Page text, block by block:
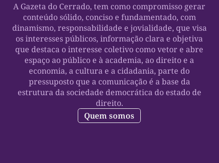
A Gazeta do Cerrado, tem como compromisso gerar
conteúdo sólido, conciso e fundamentado, com
dinamismo, responsabilidade e jovialidade, que visa
os interesses públicos, informação clara e objetiva
que destaca o interesse coletivo como vetor e abre
espaço ao público e à academia, ao direito e a
economia, a cultura e a cidadania, parte do
pressuposto que a comunicação é a base da
estrutura da sociedade democrática do estado de
direito.
Quem somos